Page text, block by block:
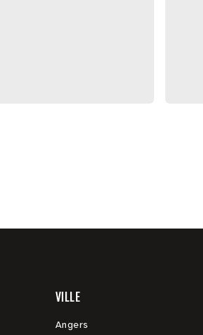
VILLE
Angers